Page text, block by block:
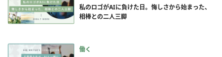
私のロゴがAIに負けた日。悔しさから始まった、
相棒との二人三脚
働く